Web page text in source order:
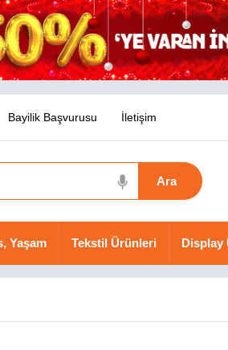
Bayilik Başvurusu İletişim
Yaşam Tekstil Ürünleri Display